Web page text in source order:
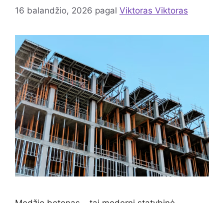
16 balandžio, 2026 pagal Viktoras Viktoras